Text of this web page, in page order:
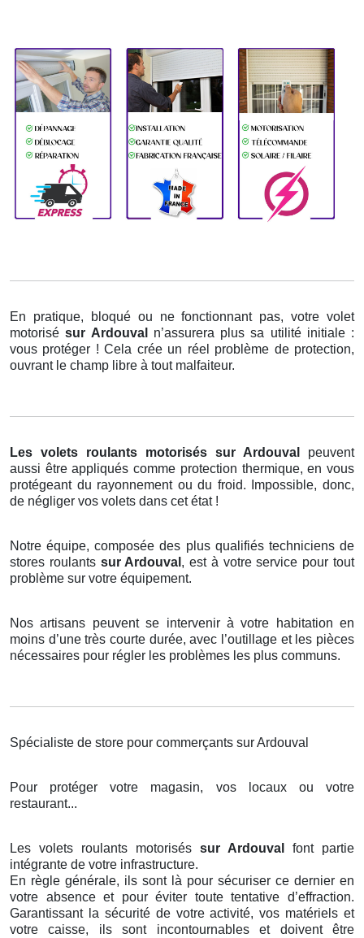
En pratique, bloqué ou ne fonctionnant pas, votre volet
motorisésur Ardouval n’assurera plus sa utilité initiale :
vous protéger ! Cela crée un réel problème de protection,
ouvrant le champ libre à tout malfaiteur.
Les volets roulants motorisés sur Ardouval peuvent
aussi être appliqués comme protection thermique, en vous
protégeant du rayonnement ou du froid. Impossible, donc,
de négliger vos volets dans cet état !
Notre équipe, composée des plus qualifiés techniciens de
stores roulants sur Ardouval , est à votre service pour tout
problème sur votre équipement.
Nos artisans peuvent se intervenir à votre habitation en
moins d’une très courte durée, avec l’outillage et les pièces
nécessaires pour régler les problèmes les plus communs.
Spécialiste de store pour commerçants sur Ardouval
Pour protéger votre magasin, vos locaux ou votre
restaurant...
Les volets roulants motorisés sur Ardouval font partie
intégrante de votre infrastructure.
En règle générale, ils sont là pour sécuriser ce dernier en
votre absence et pour éviter toute tentative d’effraction.
Garantissant la sécurité de votre activité, vos matériels et
votre caisse, ils sont incontournables et doivent être